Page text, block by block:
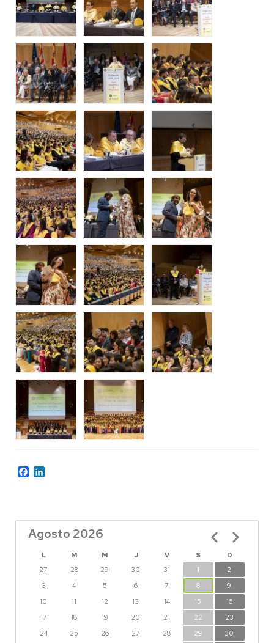
Facebook
Agosto 2026
L M M J V S
D
27
28 29 30 31 1
2
3
4 5 6 7 8
9
10
11 12 13 14 15
16
17
18 19 20 21 22
23
24
25 26 27 28 29 30
Paginación